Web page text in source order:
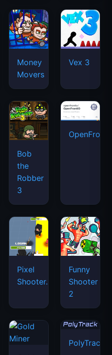
Money
Movers
Vex 3
Bob
the
Robber
3
Pixel
Shooter.IO
Funny
Shooter
2
PolyTrack